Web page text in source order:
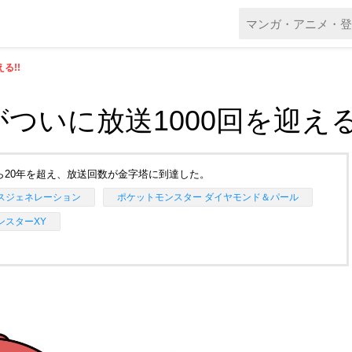
る!!
いに放送1000回を迎え
年を超え、放送回数が金字塔に到達した。
ジェネレーション ポケットモンスター ダイヤモンド＆パール
スターXY